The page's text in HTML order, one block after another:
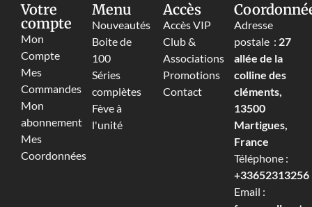
Votre
compte
Mon
Compte
Mes
Commandes
Mon
abonnement
Mes
Coordonnées
Menu
Nouveautés
Boite de
100
Séries
complètes
Fève à
l'unité
Accès
Accès VIP
Club &
Associations
Promotions
Contact
Adresse
postale : 27
allée de la
colline des
cléments,
13500
Martigues,
France
Téléphone :
+33652313256‬
Email :